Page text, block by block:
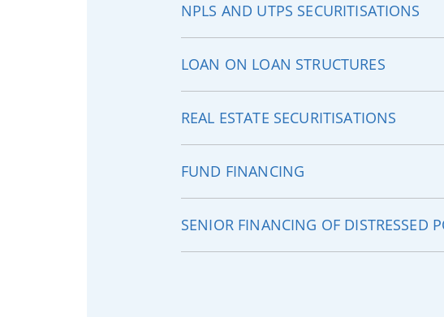
NPLS AND UTPS SECURITISATIONS
LOAN ON LOAN STRUCTURES
REAL ESTATE SECURITISATIONS
FUND FINANCING
SENIOR FINANCING OF DISTRESSED